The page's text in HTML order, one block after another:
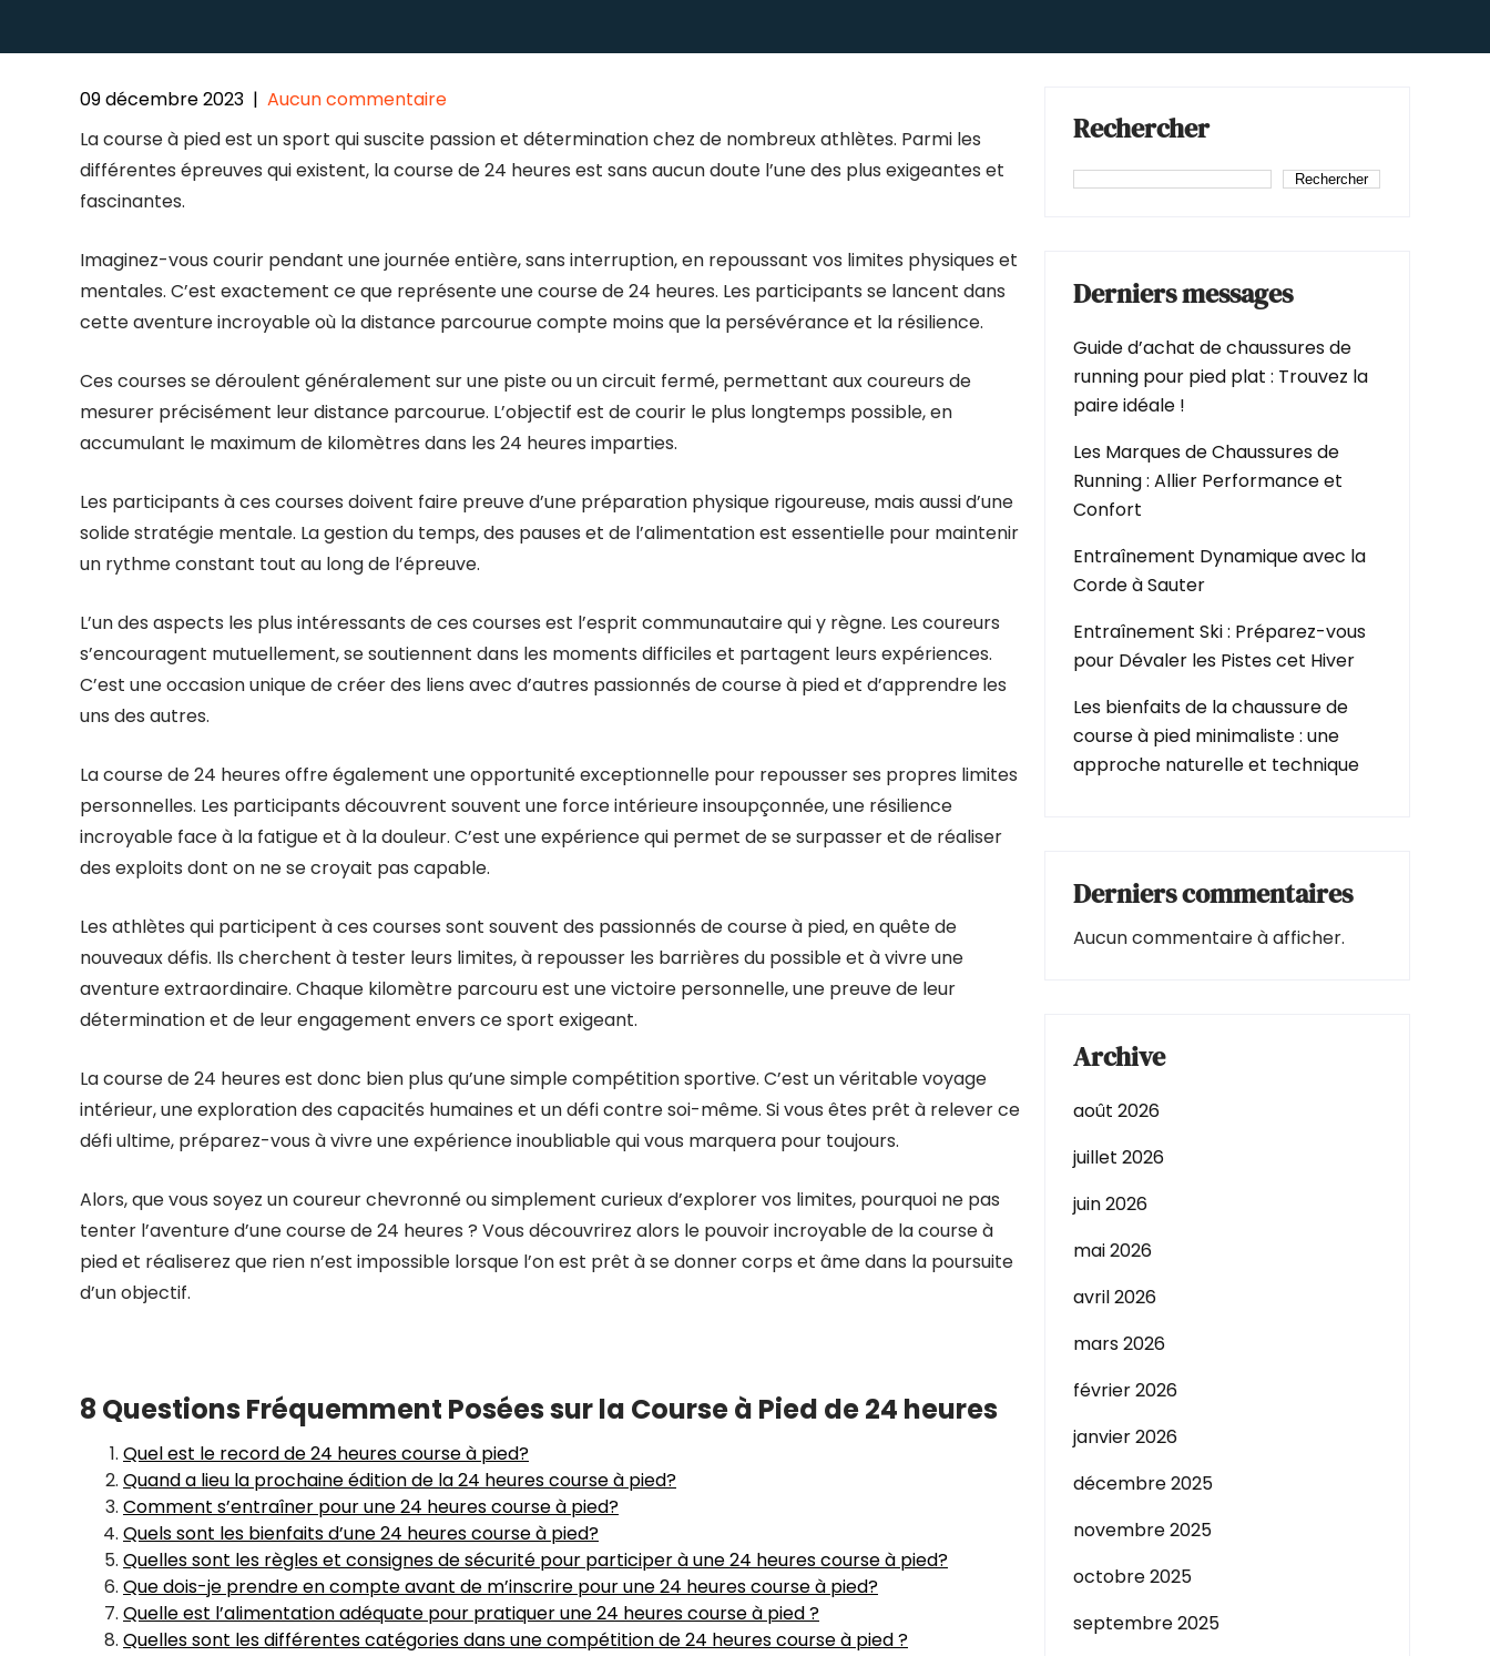
09 décembre 2023 | Aucun commentaire
La course à pied est un sport qui suscite passion et détermination chez de nombreux athlètes. Parmi les
différentes épreuves qui existent, la course de 24 heures est sans aucun doute l’une des plus exigeantes et
fascinantes.
Imaginez-vous courir pendant une journée entière, sans interruption, en repoussant vos limites physiques et
mentales. C’est exactement ce que représente une course de 24 heures. Les participants se lancent dans
cette aventure incroyable où la distance parcourue compte moins que la persévérance et la résilience.
Ces courses se déroulent généralement sur une piste ou un circuit fermé, permettant aux coureurs de
mesurer précisément leur distance parcourue. L’objectif est de courir le plus longtemps possible, en
accumulant le maximum de kilomètres dans les 24 heures imparties.
Les participants à ces courses doivent faire preuve d’une préparation physique rigoureuse, mais aussi d’une
solide stratégie mentale. La gestion du temps, des pauses et de l’alimentation est essentielle pour maintenir
un rythme constant tout au long de l’épreuve.
L’un des aspects les plus intéressants de ces courses est l’esprit communautaire qui y règne. Les coureurs
s’encouragent mutuellement, se soutiennent dans les moments difficiles et partagent leurs expériences.
C’est une occasion unique de créer des liens avec d’autres passionnés de course à pied et d’apprendre les
uns des autres.
La course de 24 heures offre également une opportunité exceptionnelle pour repousser ses propres limites
personnelles. Les participants découvrent souvent une force intérieure insoupçonnée, une résilience
incroyable face à la fatigue et à la douleur. C’est une expérience qui permet de se surpasser et de réaliser
des exploits dont on ne se croyait pas capable.
Les athlètes qui participent à ces courses sont souvent des passionnés de course à pied, en quête de
nouveaux défis. Ils cherchent à tester leurs limites, à repousser les barrières du possible et à vivre une
aventure extraordinaire. Chaque kilomètre parcouru est une victoire personnelle, une preuve de leur
détermination et de leur engagement envers ce sport exigeant.
La course de 24 heures est donc bien plus qu’une simple compétition sportive. C’est un véritable voyage
intérieur, une exploration des capacités humaines et un défi contre soi-même. Si vous êtes prêt à relever ce
défi ultime, préparez-vous à vivre une expérience inoubliable qui vous marquera pour toujours.
Alors, que vous soyez un coureur chevronné ou simplement curieux d’explorer vos limites, pourquoi ne pas
tenter l’aventure d’une course de 24 heures ? Vous découvrirez alors le pouvoir incroyable de la course à
pied et réaliserez que rien n’est impossible lorsque l’on est prêt à se donner corps et âme dans la poursuite
d’un objectif.
8 Questions Fréquemment Posées sur la Course à Pied de 24 heures
Quel est le record de 24 heures course à pied?
Quand a lieu la prochaine édition de la 24 heures course à pied?
Comment s’entraîner pour une 24 heures course à pied?
Quels sont les bienfaits d’une 24 heures course à pied?
Quelles sont les règles et consignes de sécurité pour participer à une 24 heures course à pied?
Que dois-je prendre en compte avant de m’inscrire pour une 24 heures course à pied?
Quelle est l’alimentation adéquate pour pratiquer une 24 heures course à pied ?
Quelles sont les différentes catégories dans une compétition de 24 heures course à pied ?
Rechercher
Rechercher
Derniers messages
Guide d’achat de chaussures de
running pour pied plat : Trouvez la
paire idéale !
Les Marques de Chaussures de
Running : Allier Performance et
Confort
Entraînement Dynamique avec la
Corde à Sauter
Entraînement Ski : Préparez-vous
pour Dévaler les Pistes cet Hiver
Les bienfaits de la chaussure de
course à pied minimaliste : une
approche naturelle et technique
Derniers commentaires
Aucun commentaire à afficher.
Archive
août 2026
juillet 2026
juin 2026
mai 2026
avril 2026
mars 2026
février 2026
janvier 2026
décembre 2025
novembre 2025
octobre 2025
septembre 2025